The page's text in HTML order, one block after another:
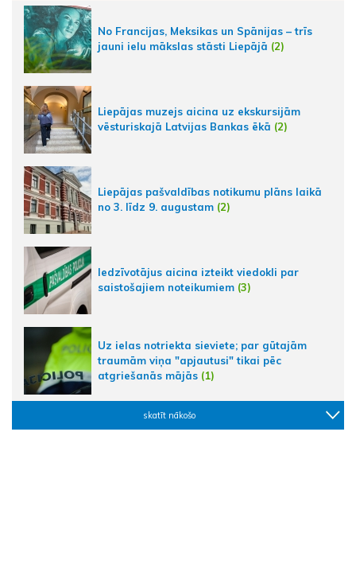
No Francijas, Meksikas un Spānijas – trīs
jauni ielu mākslas stāsti Liepājā (2)
Liepājas muzejs aicina uz ekskursijām
vēsturiskajā Latvijas Bankas ēkā (2)
Liepājas pašvaldības notikumu plāns laikā
no 3. līdz 9. augustam (2)
Iedzīvotājus aicina izteikt viedokli par
saistošajiem noteikumiem (3)
Uz ielas notriekta sieviete; par gūtajām
traumām viņa "apjautusi" tikai pēc
atgriešanās mājās (1)
skatīt nākošo